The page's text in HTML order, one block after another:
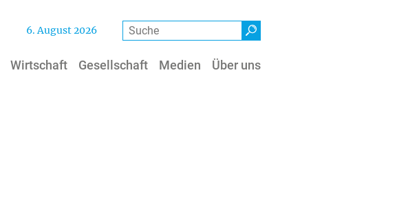
6. August 2026 Suche
Wirtschaft Gesellschaft Medien Über uns